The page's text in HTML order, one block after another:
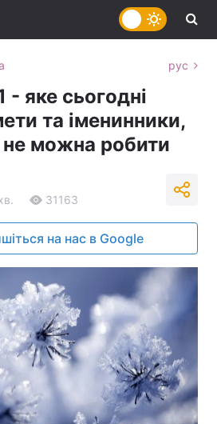
рус
- яке сьогодні
та іменинники,
можна робити
31163
на нас в Google